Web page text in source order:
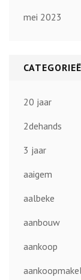
mei 2023
20 jaar
2dehands
3 jaar
aaigem
aalbeke
aanbouw
aankoop